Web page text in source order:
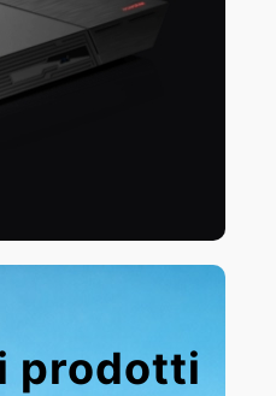
prodotti